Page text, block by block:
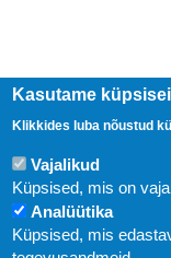
Kasutame
Klikkides luba nõustud
Vajalikud
Küpsised, mis on
Analüütika
Küpsised, mis